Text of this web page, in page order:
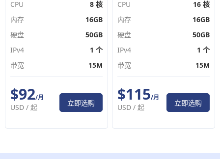
CPU
8 核
内存
16GB
硬盘
50GB
IPv4
1 个
带宽
15M
$92/月
USD /起 立即选购
CPU
16 核
内存
16GB
硬盘
50GB
IPv4
1 个
带宽
15M
$115/月
USD /起 立即选购